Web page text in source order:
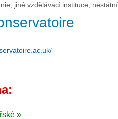
jiné vzdělávací instituce, nestátní
»